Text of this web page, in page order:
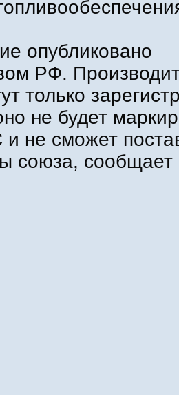
опубликовано
РФ.
только
не будет
не сможет
союза, сообщает